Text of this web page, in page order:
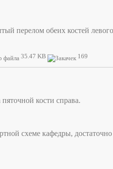
перелом обеих костей
35.47 KB 169
кости справа.
схеме кафедры,